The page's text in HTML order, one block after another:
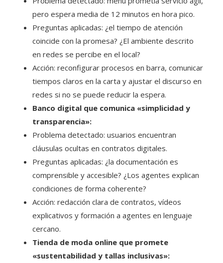
pero espera media de 12 minutos en hora pico.
Preguntas aplicadas: ¿el tiempo de atención
coincide con la promesa? ¿El ambiente descrito
en redes se percibe en el local?
Acción: reconfigurar procesos en barra, comunicar
tiempos claros en la carta y ajustar el discurso en
redes si no se puede reducir la espera.
Banco digital que comunica «simplicidad y
transparencia»:
Problema detectado: usuarios encuentran
cláusulas ocultas en contratos digitales.
Preguntas aplicadas: ¿la documentación es
comprensible y accesible? ¿Los agentes explican
condiciones de forma coherente?
Acción: redacción clara de contratos, vídeos
explicativos y formación a agentes en lenguaje
cercano.
Tienda de moda online que promete
«sustentabilidad y tallas inclusivas»: